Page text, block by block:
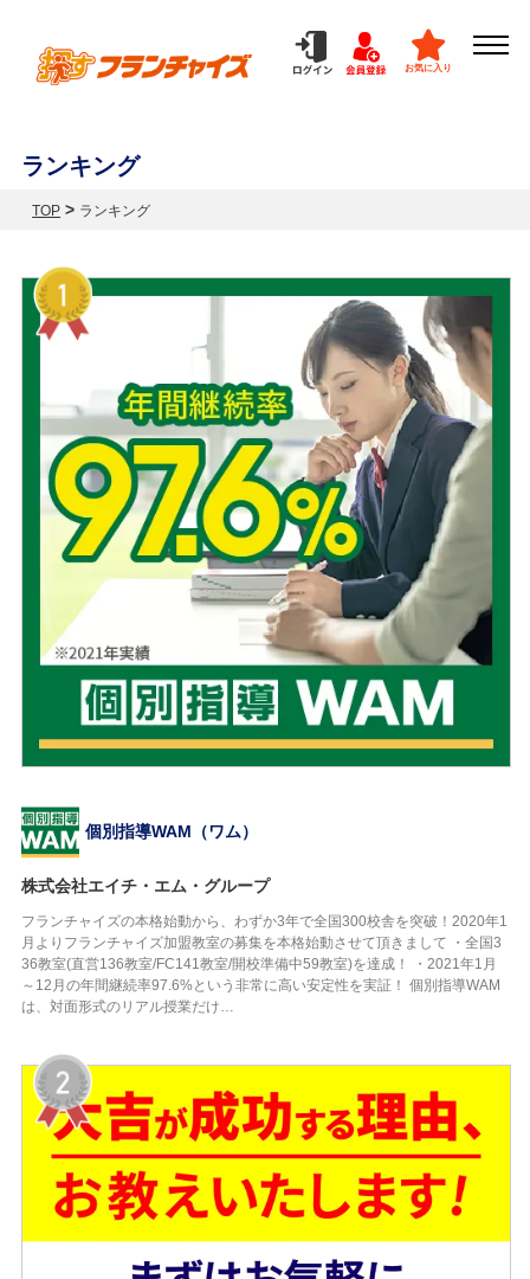
お気に入り
ランキング
TOP > ランキング
個別指導WAM（ワム）
株式会社エイチ・エム・グループ
フランチャイズの本格始動から、わずか3年で全国300校舎を突破！2020年1
月よりフランチャイズ加盟教室の募集を本格始動させて頂きまして ・全国3
36教室(直営136教室/FC141教室/開校準備中59教室)を達成！ ・2021年1月
～12月の年間継続率97.6%という非常に高い安定性を実証！ 個別指導WAM
は、対面形式のリアル授業だけ…